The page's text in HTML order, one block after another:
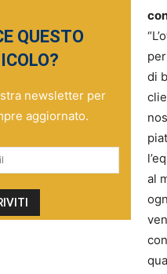
QUESTO
newsletter per
aggiornato.
di
al